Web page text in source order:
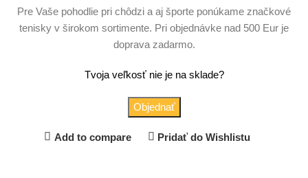
Pre Vaše pohodlie pri chôdzi a aj športe ponúkame značkové
tenisky v širokom sortimente. Pri objednávke nad 500 Eur je
doprava zadarmo.
Tvoja veľkosť nie je na sklade?
Objednať
Add to compare Pridať do Wishlistu